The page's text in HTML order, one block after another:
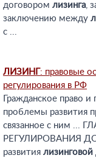
договором лизинга,
заключению между
с ...
ЛИЗИНГ : правовые
регулирования в РФ
Гражданское право и
проблемы развития
связанное с ним ...
РЕГУЛИРОВАНИЯ
развития лизинговой